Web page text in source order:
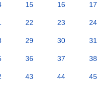
15 16 17
22 23 24
29 30 31
36 37 38
43 44 45